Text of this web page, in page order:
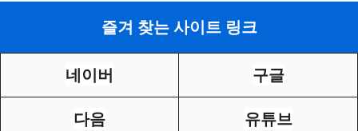
즐겨 찾는 사이트 링크
네이버 구글
다음 유튜브